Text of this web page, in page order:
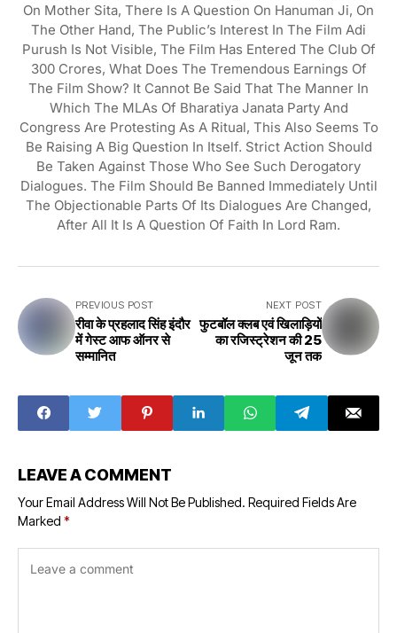
On Mother Sita, There Is A Question On Hanuman Ji, On
The Other Hand, The Public’s Interest In The Film Adi
Purush Is Not Visible, The Film Has Entered The Club Of
300 Crores, What Does The Tremendous Earnings Of
The Film Show? It Cannot Be Said That The Manner In
Which The MLAs Of Bharatiya Janata Party And
Congress Are Protesting As A Ritual, This Also Seems To
Be Raising A Big Question In Itself. Strict Action Should
Be Taken Against Those Who See Such Derogatory
Dialogues. The Film Should Be Banned Immediately Until
The Objectionable Parts Of Its Dialogues Are Changed,
After All It Is A Question Of Faith In Lord Ram.
PREVIOUS POST
रीवा के प्रहलाद सिंह इंदौर
में गेस्ट आफ ऑनर से
सम्मानित
NEXT POST
फुटबॉल क्लब एवं खिलाड़ियों
का रजिस्ट्रेशन की 25
जून तक
LEAVE A COMMENT
Your Email Address Will Not Be Published. Required Fields Are
Marked *